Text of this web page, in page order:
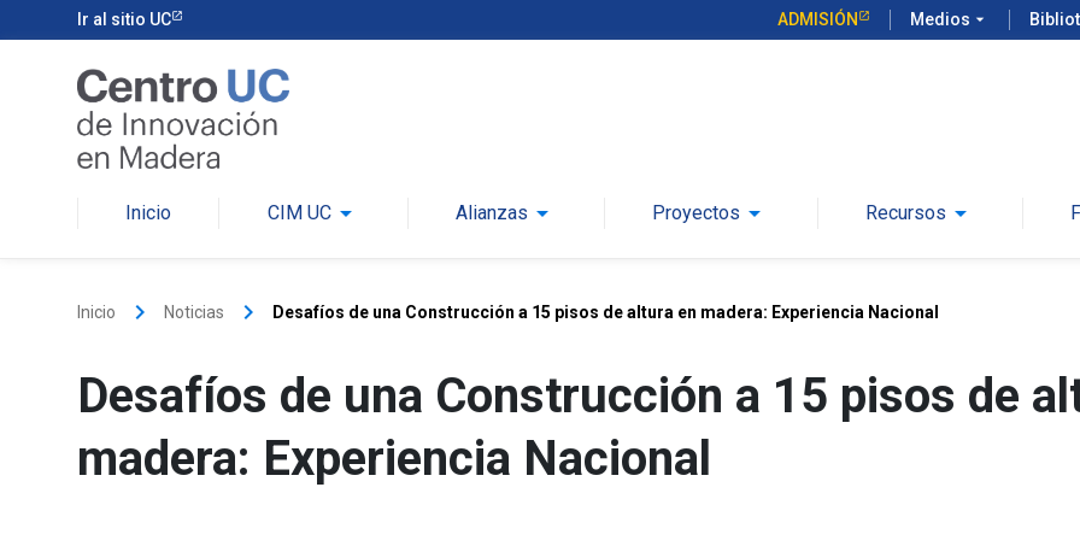
Ir al sitio UC ADMISIÓN Medios arrow_drop_down
Inicio CIM UCarrow_drop_down Alianzas arrow_drop_down Proyectos arrow_drop_down Recursos arrow_drop_down
Inicio keyboard_arrow_right Noticias keyboard_arrow_right Desafíos de una Construcción a 15 pisos de altura en madera: Experiencia Nacional
Desafíos de una Construcción a 15 pisos de
madera: Experiencia Nacional